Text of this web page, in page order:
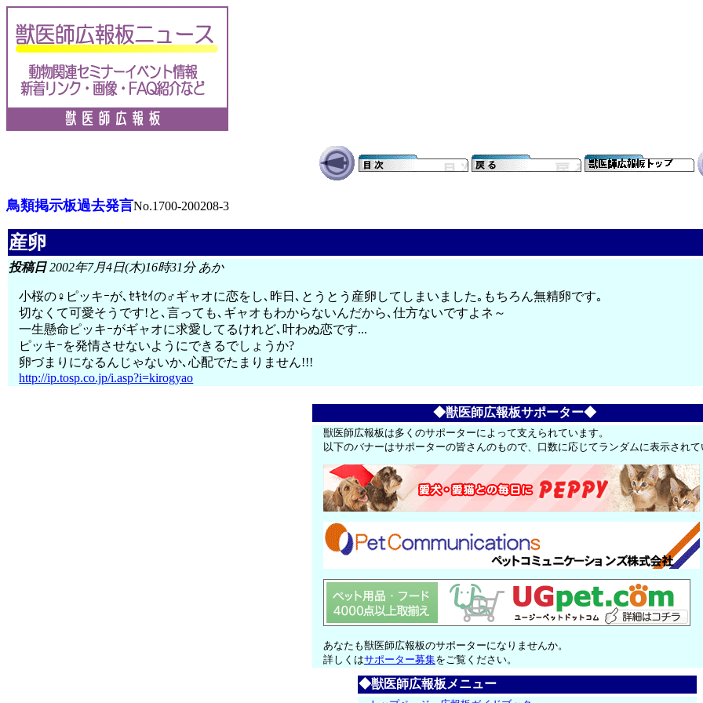
鳥類掲示板過去発言No.1700-200208-3
産卵
投稿日2002年7月4日(木)16時31分 あか
小桜の♀ピッキｰが､ｾｷｾｲの♂ギャオに恋をし､昨日､とうとう産卵してしまいました｡もちろん無精卵です｡
切なくて可愛そうです!と､言っても､ギャオもわからないんだから､仕方ないですよネ～
一生懸命ピッキｰがギャオに求愛してるけれど､叶わぬ恋です...
ピッキｰを発情させないようにできるでしょうか?
卵づまりになるんじゃないか､心配でたまりません!!!
http://ip.tosp.co.jp/i.asp?i=kirogyao
◆獣医師広報板サポーター◆
獣医師広報板は多くのサポーターによって支えられています。
以下のバナーはサポーターの皆さんのもので、口数に応じてランダムに表示され
あなたも獣医師広報板のサポーターになりませんか。
詳しくはサポーター募集をご覧ください。
◆獣医師広報板メニュー